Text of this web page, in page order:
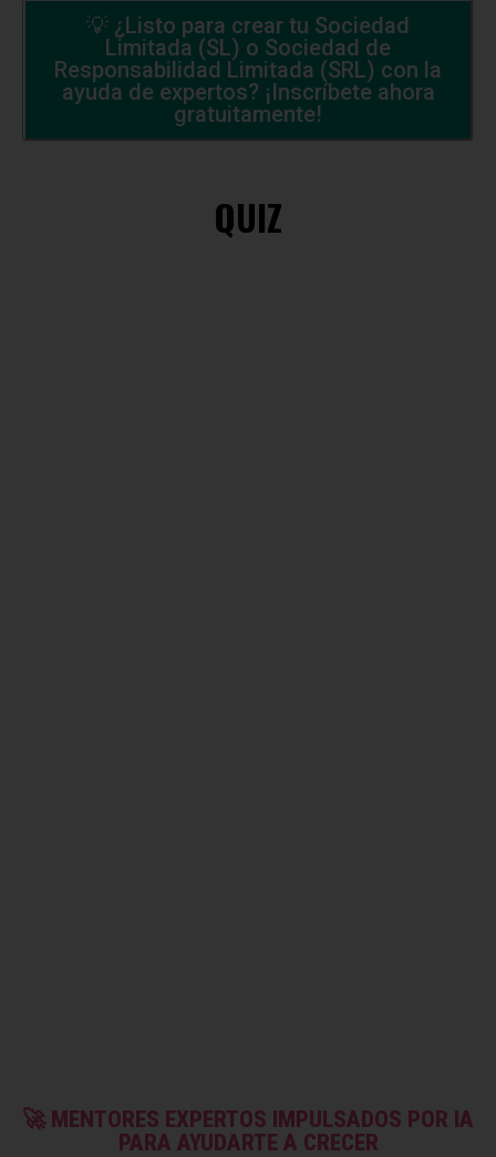
💡 ¿Listo para crear tu Sociedad
Limitada (SL) o Sociedad de
Responsabilidad Limitada (SRL) con la
ayuda de expertos? ¡Inscríbete ahora
gratuitamente!
QUIZ
🚀 MENTORES EXPERTOS IMPULSADOS POR IA
PARA AYUDARTE A CRECER